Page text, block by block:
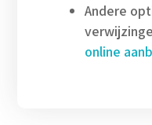
Andere
online